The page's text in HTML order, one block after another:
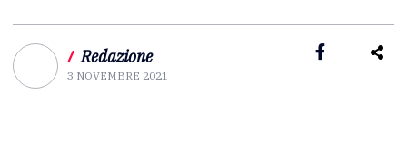
/ Redazione
3 NOVEMBRE 2021